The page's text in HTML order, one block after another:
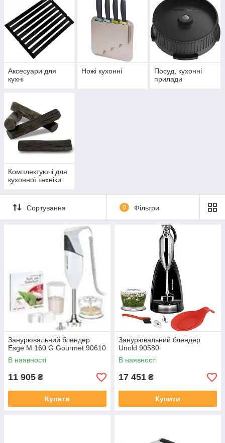
Аксесуари для
кухні
Ножі кухонні
Посуд, кухонні
прилади
Комплектуючі для
кухонної техніки
Сортування 0 Фільтри
Занурювальний блендер
Esge M 160 G Gourmet 90610
В наявності
11 905 ₴
Купити
Занурювальний блендер
Unold 90580
В наявності
17 451 ₴
Купити